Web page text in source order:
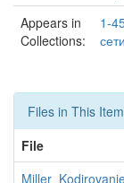
Appears in
Collections:
1-
сети
Files in This
File